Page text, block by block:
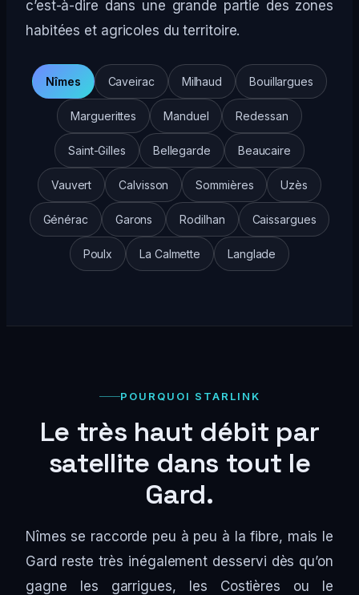
c’est-à-dire dans une grande partie des zones
habitées et agricoles du territoire.
Nîmes Caveirac Milhaud Bouillargues
Marguerittes Manduel Redessan
Saint-Gilles Bellegarde Beaucaire
Vauvert Calvisson Sommières Uzès
Générac Garons Rodilhan Caissargues
Poulx La Calmette Langlade
POURQUOI STARLINK
Le très haut débit par
satellite dans tout le
Gard.
Nîmes se raccorde peu à peu à la fibre, mais le
Gard reste très inégalement desservi dès qu’on
gagne les garrigues, les Costières ou le